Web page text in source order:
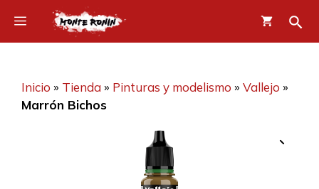
contenido
Menú
Inicio » Tienda» Pinturas y modelismo » Vallejo »
Marrón Bichos